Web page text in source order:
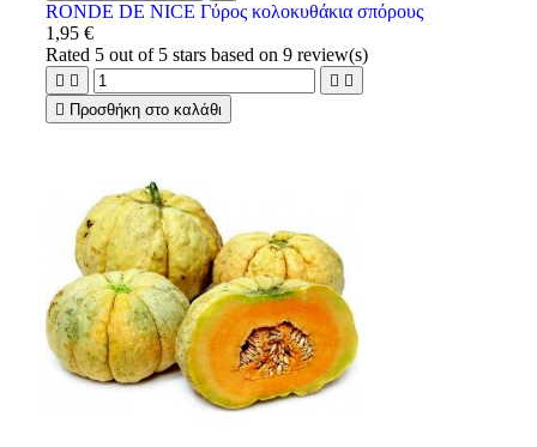
RONDE DE NICE Γύρος κολοκυθάκια σπόρους
1,95 €
Rated 5 out of 5 stars based on9 review(s)
   
 Προσθήκη στο καλάθι